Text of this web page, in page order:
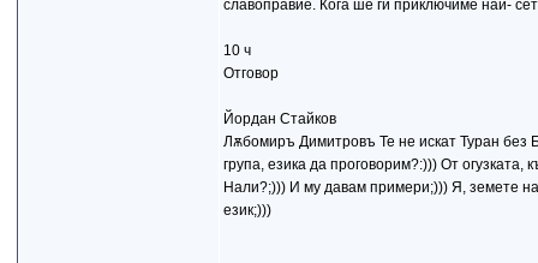
славоправие. Кога ше ги приключиме най-
10 ч
Отговор
Йордан Стайков
Лѫбомиръ Димитровъ Те не искат Туран без
група, езика да проговорим?:))) От огузката,
Нали?;))) И му давам примери;))) Я, земете
език;)))